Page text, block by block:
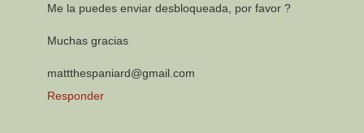
Me la puedes enviar desbloqueada, por favor ?
Muchas gracias
mattthespaniard@gmail.com
Responder